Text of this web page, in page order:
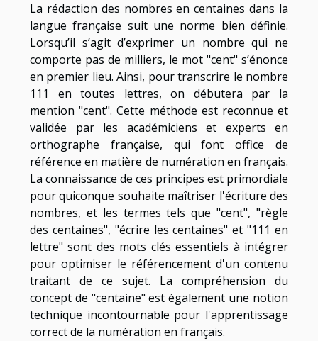
La rédaction des nombres en centaines dans la
langue française suit une norme bien définie.
Lorsqu’il s’agit d’exprimer un nombre qui ne
comporte pas de milliers, le mot "cent" s’énonce
en premier lieu. Ainsi, pour transcrire le nombre
111 en toutes lettres, on débutera par la
mention "cent". Cette méthode est reconnue et
validée par les académiciens et experts en
orthographe française, qui font office de
référence en matière de numération en français.
La connaissance de ces principes est primordiale
pour quiconque souhaite maîtriser l'écriture des
nombres, et les termes tels que "cent", "règle
des centaines", "écrire les centaines" et "111 en
lettre" sont des mots clés essentiels à intégrer
pour optimiser le référencement d'un contenu
traitant de ce sujet. La compréhension du
concept de "centaine" est également une notion
technique incontournable pour l'apprentissage
correct de la numération en français.